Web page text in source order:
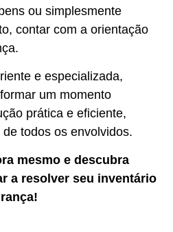
ou simplesmente
contar com a orientação
e especializada,
um momento
prática e eficiente,
todos os envolvidos.
mesmo e descubra
a resolver seu inventário